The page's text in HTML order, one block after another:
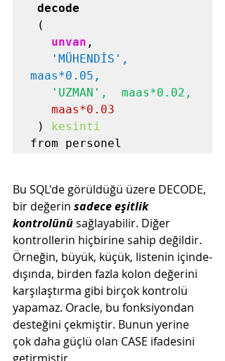
decode
unvan ,
'MÜHENDİS',
maas*0.05,
maas*0.03
) kesinti
from personel
Bu SQL'de görüldüğü üzere DECODE,
bir değerin sadece eşitlik
kontrolünü sağlayabilir. Diğer
kontrollerin hiçbirine sahip değildir.
Örneğin, büyük, küçük, listenin içinde-
dışında, birden fazla kolon değerini
karşılaştırma gibi birçok kontrolü
yapamaz. Oracle, bu fonksiyondan
desteğini çekmiştir. Bunun yerine
çok daha güçlü olan CASE ifadesini